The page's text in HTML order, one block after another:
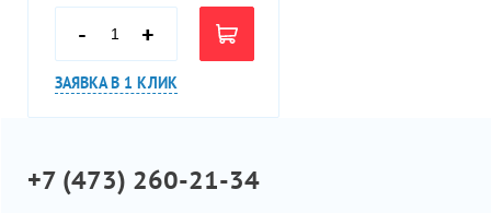
- +
ЗАЯВКА В 1 КЛИК
+7 (473) 260-21-34